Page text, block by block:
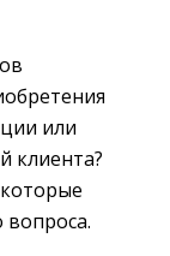
или
клиента?
вопроса.